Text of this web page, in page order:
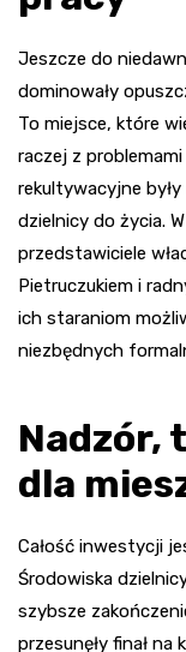
Jeszcze do
dominowały
To miejsce, które
raczej z
rekultywacyjne
dzielnicy do życia.
przedstawiciele
Pietruczukiem i
ich staraniom
niezbędnych
Nadzór,
dla
Całość inwestycji
Środowiska
szybsze
przesunęły finał na